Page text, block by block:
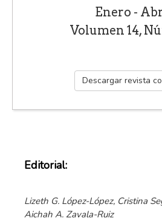
Enero -
Volumen 14,
Descargar revista
Editorial:
Lizeth G. López-López, Cristina
Aichah A. Zavala-Ruiz